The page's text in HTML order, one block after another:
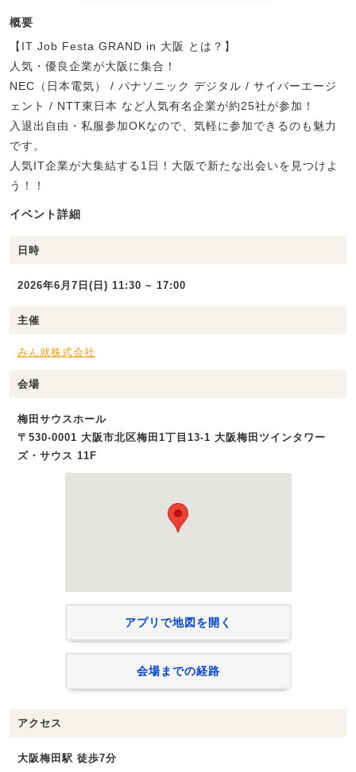
概要
【IT Job Festa GRAND in 大阪 とは？】
人気・優良企業が大阪に集合！
NEC（日本電気） / パナソニック デジタル / サイバーエージ
ェント / NTT東日本 など人気有名企業が約25社が参加！
入退出自由・私服参加OKなので、気軽に参加できるのも魅力
です。
人気IT企業が大集結する1日！大阪で新たな出会いを見つけよ
う！！
イベント詳細
日時
2026年6月7日(日) 11:30 ~ 17:00
主催
みん就株式会社
会場
梅田サウスホール
〒530-0001 大阪市北区梅田1丁目13-1 大阪梅田ツインタワー
ズ・サウス 11F
アプリで地図を開く
会場までの経路
アクセス
大阪梅田駅 徒歩7分